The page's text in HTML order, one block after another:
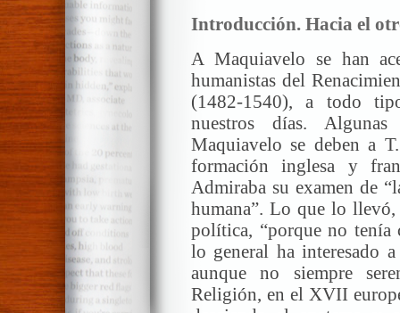
Introducción. Hacia el
A Maquiavelo se han
humanistas del
(1482-1540), a todo
nuestros días.
Maquiavelo se deben a
formación inglesa y
Admiraba su examen de
humana”. Lo que lo
política, “porque no tenía
lo general ha interesado
aunque no siempre
Religión, en el XVII